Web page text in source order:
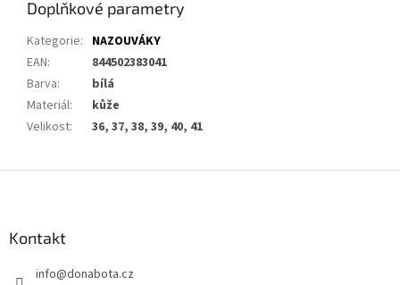
Doplňkové parametry
Kategorie: NAZOUVÁKY
EAN:
844502383041
Barva:
bílá
Materiál:
kůže
Velikost: 36, 37, 38, 39, 40, 41
Kontakt
info@donabota.cz